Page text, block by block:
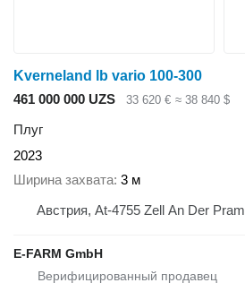
Kverneland lb vario 100-300
461 000 000 UZS
33 620 € ≈ 38 840 $
Плуг
2023
Ширина захвата 3 м
Австрия, At-4755 Zell An Der Pram
E-FARM GmbH